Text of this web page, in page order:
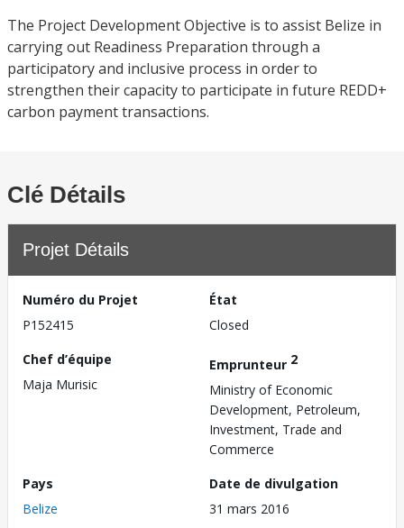
The Project Development Objective is to assist Belize in
carrying out Readiness Preparation through a
participatory and inclusive process in order to
strengthen their capacity to participate in future REDD+
carbon payment transactions.
Clé Détails
Projet Détails
Numéro du Projet
P152415
État
Closed
Chef d’équipe
Maja Murisic
Emprunteur 2
Ministry of Economic
Development, Petroleum,
Investment, Trade and
Commerce
Pays
Belize
Date de divulgation
31 mars 2016